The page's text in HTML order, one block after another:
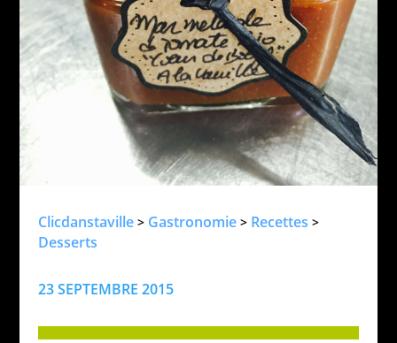
Clicdanstaville> Gastronomie> Recettes >
Desserts
23 SEPTEMBRE 2015